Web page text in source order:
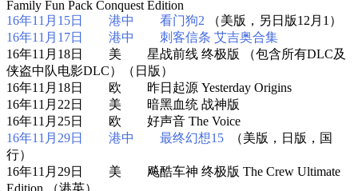
Family Fun Pack Conquest Edition
16年11月15日 港中 看门狗2 （美版，另日版12月1）
16年11月17日 港中 刺客信条 艾吉奥合集
16年11月18日 美 星战前线 终极版 （包含所有DLC及
侠盗中队电影DLC）（日版）
16年11月18日 欧 昨日起源 Yesterday Origins
16年11月22日 美 暗黑血统 战神版
16年11月25日 欧 好声音 The Voice
16年11月29日 港中 最终幻想15 （美版，日版，国
行）
16年11月29日 美 飚酷车神 终极版 The Crew Ultimate
Edition （港英）